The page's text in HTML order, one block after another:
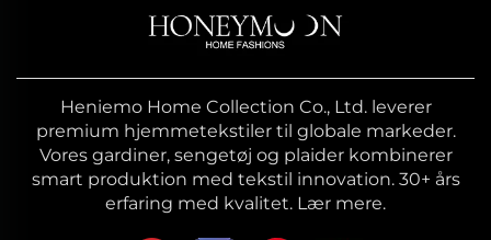
Heniemo Home Collection Co., Ltd. leverer
premium hjemmetekstiler til globale markeder.
Vores gardiner, sengetøj og plaider kombinerer
smart produktion med tekstil innovation. 30+ års
erfaring med kvalitet. Lær mere.